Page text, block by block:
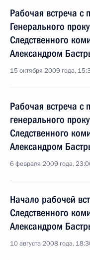
Рабочая встреча с
Генерального
Следственного
Александром
15 октября 2009 года,
Рабочая встреча с
генерального
Следственного
Александром
6 февраля 2009 года,
Начало рабочей
Следственного
Александром
10 августа 2008 года,